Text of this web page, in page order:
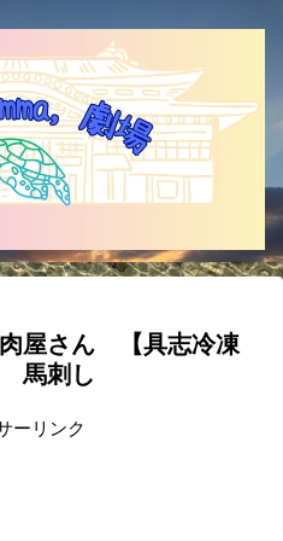
屋さん 【具志冷凍
馬刺し
ーリンク